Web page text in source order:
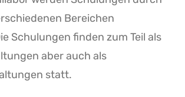
Bereichen
Schulungen finden zum Teil als
aber auch als
statt.